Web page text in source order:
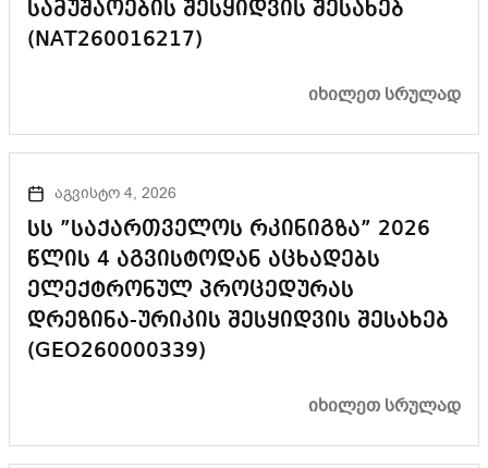
სამუშაოების შესყიდვის შესახებ
(NAT260016217)
ᲘᲮᲘᲚᲔᲗ ᲡᲠᲣᲚᲐᲓ
აგვისტო 4, 2026
სს ”საქართველოს რკინიგზა” 2026
წლის 4 აგვისტოდან აცხადებს
ელექტრონულ პროცედურას
დრეზინა-ურიკის შესყიდვის შესახებ
(GEO260000339)
ᲘᲮᲘᲚᲔᲗ ᲡᲠᲣᲚᲐᲓ